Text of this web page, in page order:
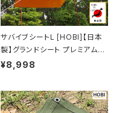
サバイブシートL [HOBI]【日本
製】グランドシート プレミアム帆
布 強力防水パラフィン加工 [無
焚き火 陣幕 コンパクト アウトド
¥8,998